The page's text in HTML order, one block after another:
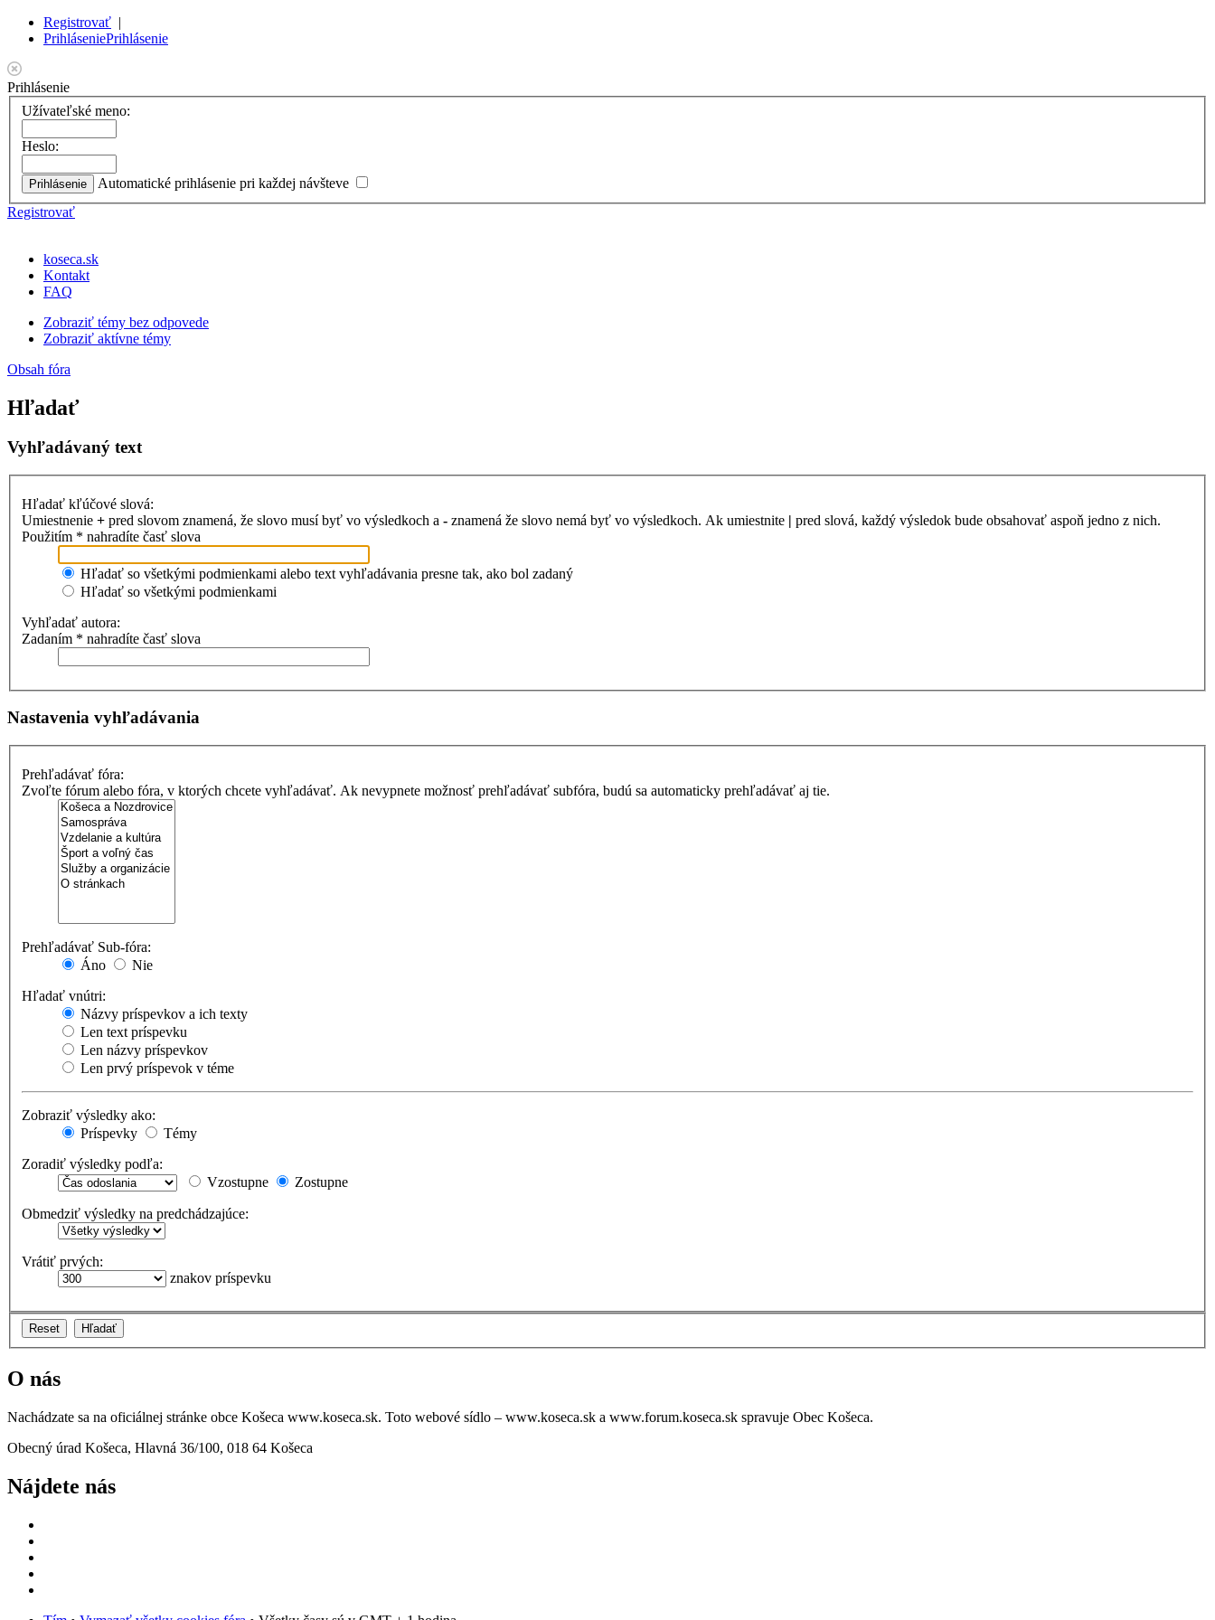
Registrovať |
PrihláseniePrihlásenie
Prihlásenie
Užívateľské meno:
Heslo:
Automatické prihlásenie pri každej návšteve
Registrovať
koseca.sk
Kontakt
FAQ
Zobraziť témy bez odpovede
Zobraziť aktívne témy
Obsah fóra
Hľadať
Vyhľadávaný text
Hľadať kľúčové slová:
Umiestnenie + pred slovom znamená, že slovo musí byť vo výsledkoch a - znamená že slovo nemá byť vo výsledkoch. Ak umiestnite | pred slová, každý výsledok bude obsahovať aspoň jedno z nich.
Použitím * nahradíte časť slova
Hľadať so všetkými podmienkami alebo text vyhľadávania presne tak, ako bol zadaný
Hľadať so všetkými podmienkami
Vyhľadať autora:
Zadaním * nahradíte časť slova
Nastavenia vyhľadávania
Prehľadávať fóra:
Zvoľte fórum alebo fóra, v ktorých chcete vyhľadávať. Ak nevypnete možnosť prehľadávať subfóra, budú sa automaticky prehľadávať aj tie.
Prehľadávať Sub-fóra:
Áno
Nie
Hľadať vnútri:
Názvy príspevkov a ich texty
Len text príspevku
Len názvy príspevkov
Len prvý príspevok v téme
Zobraziť výsledky ako:
Príspevky
Témy
Zoradiť výsledky podľa:
Vzostupne
Zostupne
Obmedziť výsledky na predchádzajúce:
Vrátiť prvých:
znakov príspevku
O nás
Nachádzate sa na oficiálnej stránke obce Košeca www.koseca.sk. Toto webové sídlo – www.koseca.sk a www.forum.koseca.sk spravuje Obec Košeca.
Obecný úrad Košeca, Hlavná 36/100, 018 64 Košeca
Nájdete nás